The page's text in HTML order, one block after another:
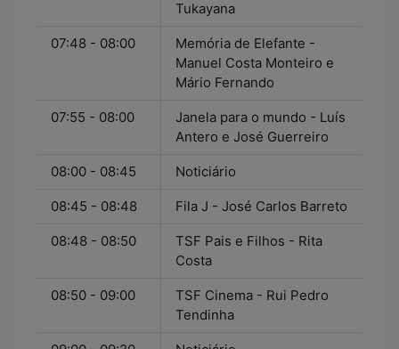
Tukayana
07:48 - 08:00
Memória de Elefante -
Manuel Costa Monteiro e
Mário Fernando
07:55 - 08:00
Janela para o mundo - Luís
Antero e José Guerreiro
08:00 - 08:45 Noticiário
08:45 - 08:48 Fila J - José Carlos Barreto
08:48 - 08:50
TSF Pais e Filhos - Rita
Costa
08:50 - 09:00
TSF Cinema - Rui Pedro
Tendinha